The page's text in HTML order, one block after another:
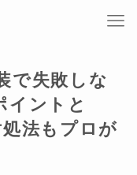
で失敗しな
イントと
法もプロが